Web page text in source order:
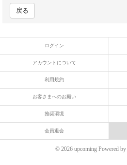
戻る
ログイン
アカウントについて
利用規約
お客さまへのお願い
推奨環境
会員退会
© 2026 upcoming Powered by